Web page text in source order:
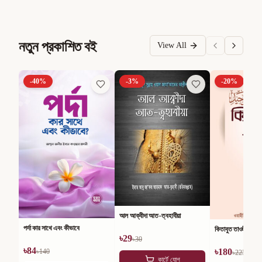
নতুন প্রকাশিত বই View All
-40%
পর্দা কার সাথে এবং কীভাবে
৳84৳140
-3%
আল আক্বীদা আত-ত্বহাবীয়া
৳29৳30
কার্টে যোগ
-20%
কিতাবুত তাওহীদ
৳180৳225